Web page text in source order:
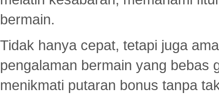
bermain.
Tidak hanya cepat, tetapi juga
pengalaman bermain yang bebas
menikmati putaran bonus tanpa